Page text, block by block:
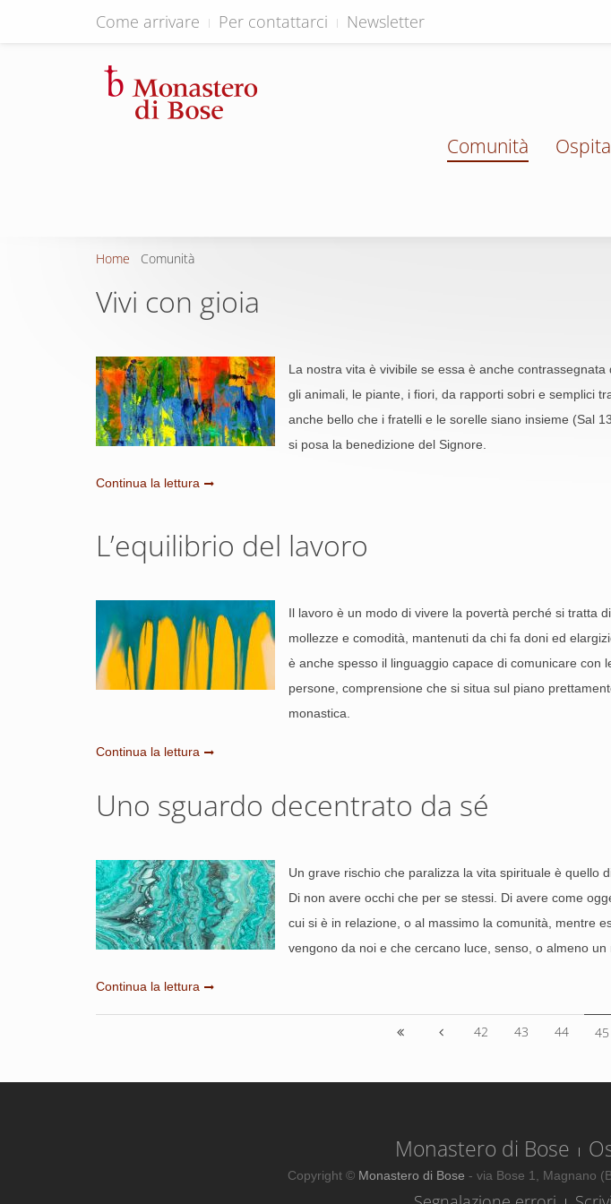
Come arrivare Per contattarci Newsletter
Comunità
Home Comunità
Vivi con gioia
La nostra vita è vivibile se essa è anche
gli animali, le piante, i fiori, da rapporti sobri e semplici
anche bello che i fratelli e le sorelle siano insieme (Sal
si posa la benedizione del Signore.
Continua la lettura
L’equilibrio del lavoro
Il lavoro è un modo di vivere la povertà perché si tratta
mollezze e comodità, mantenuti da chi fa doni ed
è anche spesso il linguaggio capace di comunicare
persone, comprensione che si situa sul piano
monastica.
Continua la lettura
Uno sguardo decentrato da sé
Un grave rischio che paralizza la vita spirituale è quello
Di non avere occhi che per se stessi. Di avere come
cui si è in relazione, o al massimo la comunità, mentre
vengono da noi e che cercano luce, senso, o almeno
Continua la lettura
42 43 44 45
Monastero di Bose
Copyright © Monastero di Bose - via Bose 1, Magnano